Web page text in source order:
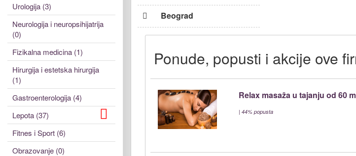
Urologija (3)
Neurologija i neuropsihijatrija
(0)
Fizikalna medicina (1)
Hirurgija i estetska hirurgija
(1)
Gastroenterologija (4)
Lepota (37)
Fitnes i Sport (6)
Obrazovanje (0)
Beograd
Ponude, popusti i akcije ove
Relax masaža u tajanju od 60
| 44% popusta